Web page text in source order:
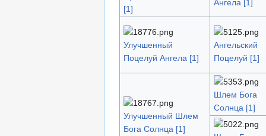
[1]
Ангела [1]
Улучшенный
Поцелуй Ангела [1]
Ангельский
Поцелуй [1]
Улучшенный Шлем
Бога Солнца [1]
Шлем Бога
Солнца [1]